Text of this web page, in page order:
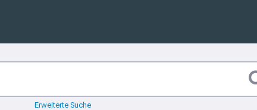
Erweiterte Suche